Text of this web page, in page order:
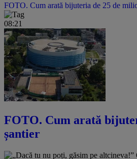
FOTO. Cum arată bijuteria de 25 de
08:21
FOTO. Cum arată
șantier